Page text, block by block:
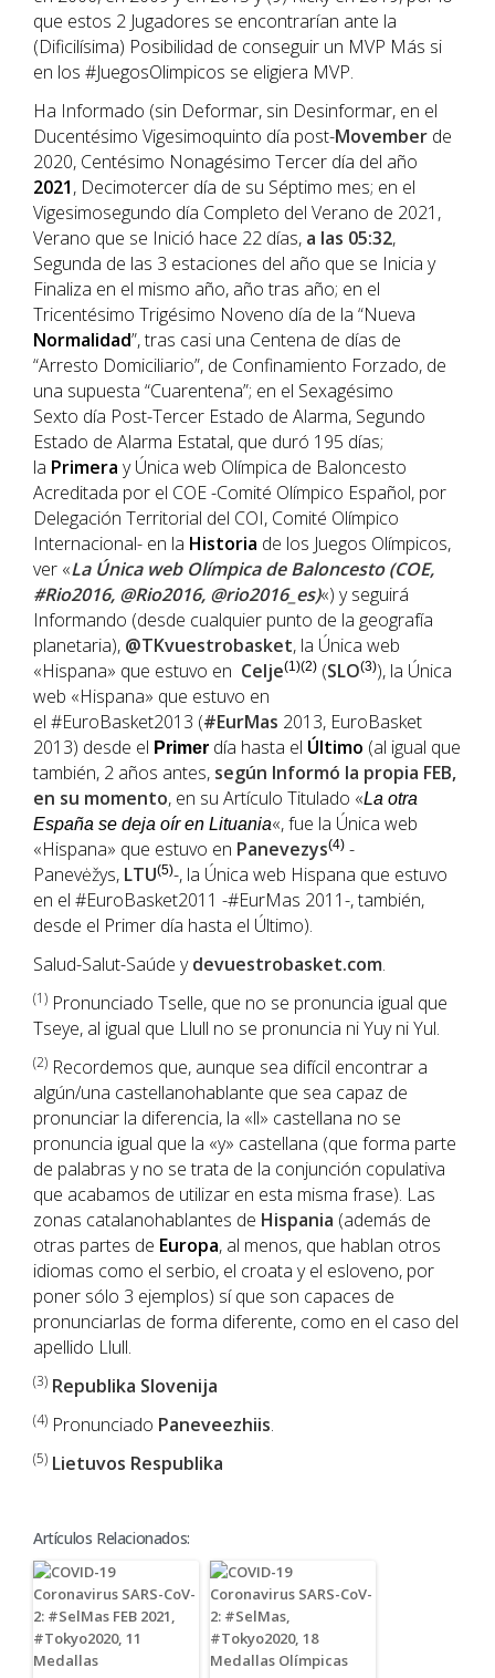
que estos 2 Jugadores se encontrarían ante la
(Dificilísima) Posibilidad de conseguir un MVP Más si
en los #JuegosOlimpicos se eligiera MVP.
Ha Informado (sin Deformar, sin Desinformar, en el
Ducentésimo Vigesimoquinto día post-Movember de
2020, Centésimo Nonagésimo Tercer día del año
2021, Decimotercer día de su Séptimo mes; en el
Vigesimosegundo día Completo del Verano de 2021,
Verano que se Inició hace 22 días, a las 05:32,
Segunda de las 3 estaciones del año que se Inicia y
Finaliza en el mismo año, año tras año; en el
Tricentésimo Trigésimo Noveno día de la “Nueva
Normalidad”, tras casi una Centena de días de
“Arresto Domiciliario”, de Confinamiento Forzado, de
una supuesta “Cuarentena”; en el Sexagésimo
Sexto día Post-Tercer Estado de Alarma, Segundo
Estado de Alarma Estatal, que duró 195 días;
la Primera y Única web Olímpica de Baloncesto
Acreditada por el COE -Comité Olímpico Español, por
Delegación Territorial del COI, Comité Olímpico
Internacional- en la Historia de los Juegos Olímpicos,
ver «La Única web Olímpica de Baloncesto (COE,
#Rio2016, @Rio2016, @rio2016_es)«) y seguirá
Informando (desde cualquier punto de la geografía
planetaria), @TKvuestrobasket, la Única web
«Hispana» que estuvo en Celje(1)(2) (SLO(3)), la Única
web «Hispana» que estuvo en
el #EuroBasket2013 (#EurMas 2013, EuroBasket
2013) desde el Primer día hasta el Último (al igual que
también, 2 años antes, según Informó la propia FEB,
en su momento, en su Artículo Titulado «La otra
España se deja oír en Lituania«, fue la Única web
«Hispana» que estuvo en Panevezys(4) -
Panevėžys, LTU(5)-, la Única web Hispana que estuvo
en el #EuroBasket2011 -#EurMas 2011-, también,
desde el Primer día hasta el Último).
Salud-Salut-Saúde ydevuestrobasket.com.
(1) Pronunciado Tselle, que no se pronuncia igual que
Tseye, al igual que Llull no se pronuncia ni Yuy ni Yul.
(2) Recordemos que, aunque sea difícil encontrar a
algún/una castellanohablante que sea capaz de
pronunciar la diferencia, la «ll» castellana no se
pronuncia igual que la «y» castellana (que forma parte
de palabras y no se trata de la conjunción copulativa
que acabamos de utilizar en esta misma frase). Las
zonas catalanohablantes de Hispania (además de
otras partes de Europa, al menos, que hablan otros
idiomas como el serbio, el croata y el esloveno, por
poner sólo 3 ejemplos) sí que son capaces de
pronunciarlas de forma diferente, como en el caso del
apellido Llull.
(3) Republika Slovenija
(4) Pronunciado Paneveezhiis.
(5) Lietuvos Respublika
Artículos Relacionados: